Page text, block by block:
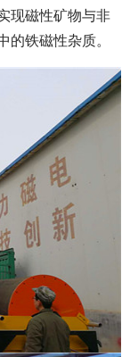
现磁性矿物与非
的铁磁性杂质。